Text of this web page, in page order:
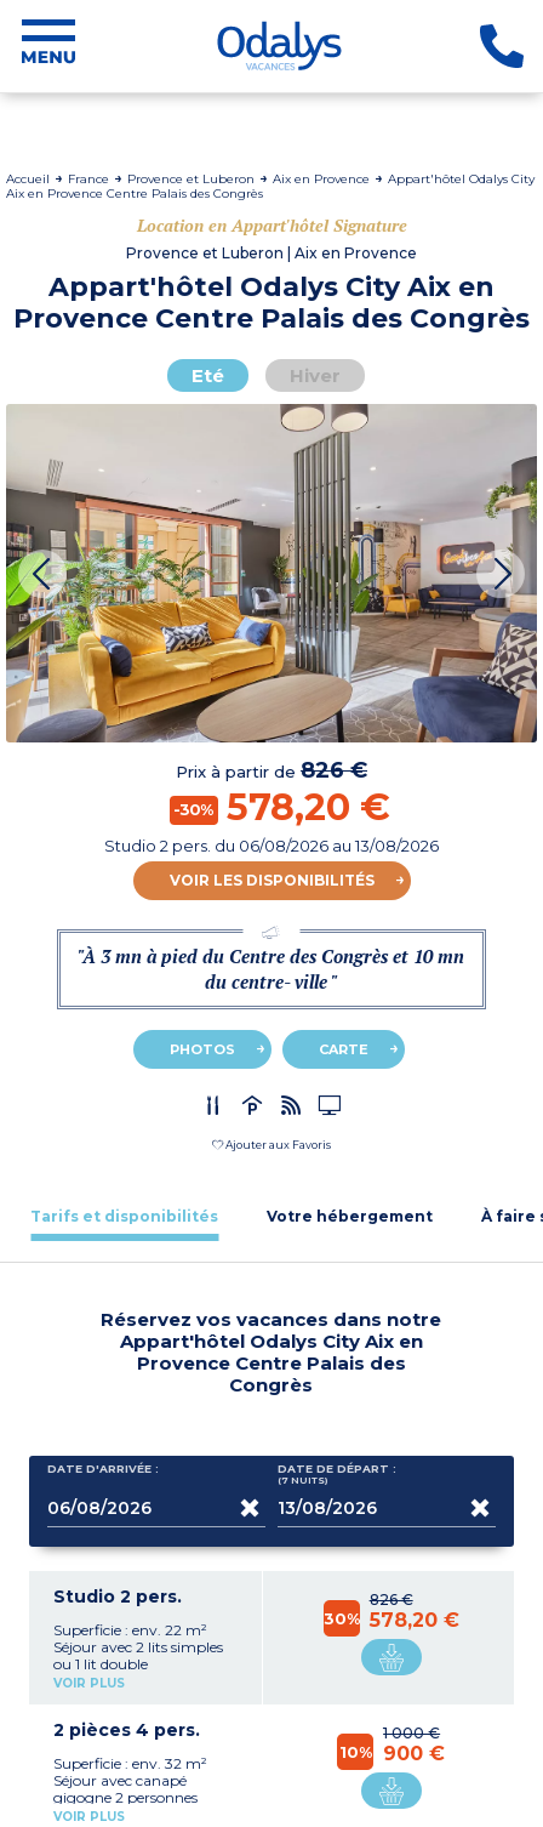
Accueil France Provence et Luberon Aix en Provence
Appart'hôtel Odalys City
Aix en Provence Centre Palais des Congrès
Location en Appart'hôtel Signature
Provence et Luberon | Aix en Provence
Appart'hôtel Odalys City Aix en
Provence Centre Palais des Congrès
Eté Hiver
Prix à partir de 826 €
-30% 578,20 €
Studio 2 pers. du 06/08/2026 au 13/08/2026
VOIR LES DISPONIBILITÉS
"À 3 mn à pied du Centre des Congrès et 10 mn
du centre- ville "
PHOTOS CARTE
Ajouter aux Favoris
Tarifs et disponibilités Votre hébergement À faire
Réservez vos vacances dans notre
Appart'hôtel Odalys City Aix en
Provence Centre Palais des
Congrès
DATE D'ARRIVÉE : DATE DE DÉPART :
(7 NUITS)
Studio 2 pers.
Superficie : env. 22 m²
Séjour avec 2 lits simples
ou 1 lit double
Coin cuisine séparé avec
hotte aspirante
baignoire (sèche-serviettes)
avec WC
VOIR PLUS
826 €
30% 578,20 €
2 pièces 4 pers.
Superficie : env. 32 m²
Séjour avec canapé
gigogne 2 personnes
Coin cuisine avec plaque
VOIR PLUS
1 000 €
10% 900 €